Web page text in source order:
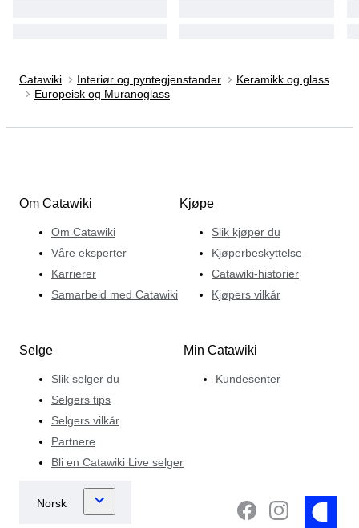
Catawiki Interiør og pyntegjenstander
Keramikk og glass
Europeisk og Muranoglass
Om Catawiki
Om Catawiki
Våre eksperter
Karrierer
Samarbeid med Catawiki
Kjøpe
Slik kjøper du
Kjøperbeskyttelse
Catawiki-historier
Kjøpers vilkår
Selge
Slik selger du
Selgers tips
Selgers vilkår
Partnere
Bli en Catawiki Live selger
Min Catawiki
Kundesenter